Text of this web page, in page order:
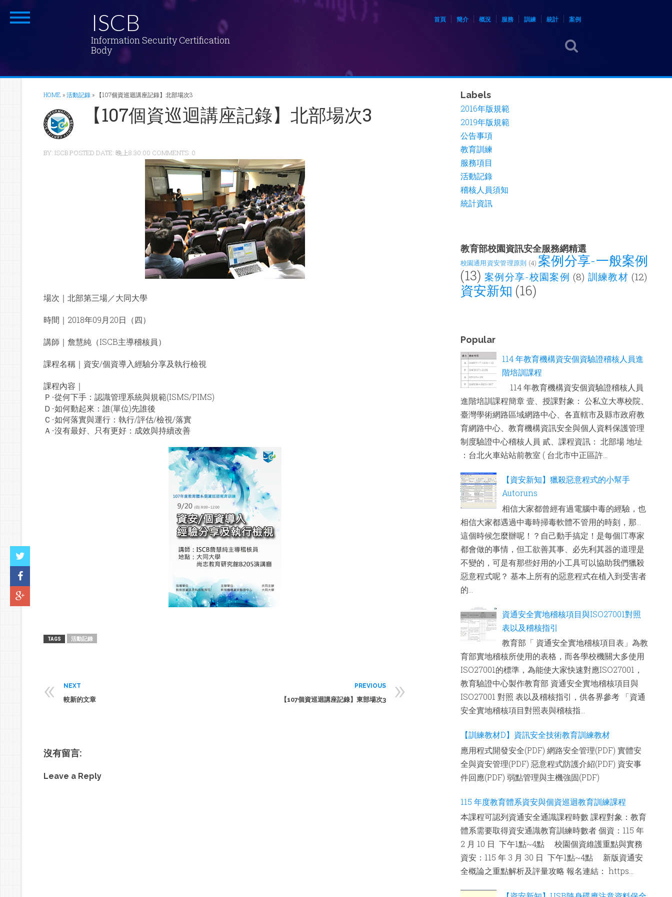
ISCB
Information Security Certification
Body
首頁 簡介 概況 服務 訓練 統計 案例
HOME »活動記錄 » 【107個資巡迴講座記錄】北部場次3
【107個資巡迴講座記錄】北部場次3
BY: ISCB POSTED DATE: 晚上8:30:00 COMMENTS: 0
場次｜北部第三場／大同大學
時間｜2018年09月20日（四）
講師｜詹慧純 （ISCB主導稽核員）
課程名稱｜ 資安/個資導入經驗分享及執行檢視
課程內容｜
Ｐ-從何下手：認識管理系統與規範(ISMS/PIMS)
Ｄ-如何動起來：誰(單位)先誰後
Ｃ-如何落實與運行：執行/評估/檢視/落實
Ａ-沒有最好、只有更好：成效與持續改善
TAGS 活動記錄
« NEXT
較新的文章 »
PREVIOUS
【107個資巡迴講座記錄】東部場次3
沒有留言:
Leave a Reply
Labels
2016年版規範
2019年版規範
公告事項
教育訓練
服務項目
活動記錄
稽核人員須知
統計資訊
教育部校園資訊安全服務網精選
校園通用資安管理原則 (4) 案例分享-一般案例
(13) 案例分享-校園案例 (8) 訓練教材 (12)
資安新知 (16)
Popular
114 年教育機構資安個資驗證稽核人員進
階培訓課程
114 年教育機構資安個資驗證稽核人員
進階培訓課程簡章 壹、授課對象： 公私立大專校院、
臺灣學術網路區域網路中心、各直轄市及縣市政府教
育網路中心、教育機構資訊安全與個人資料保護管理
制度驗證中心稽核人員 貳、課程資訊： 北部場 地址
：台北火車站站前教室 ( 台北市中正區許...
【資安新知】獵殺惡意程式的小幫手
Autoruns
相信大家都曾經有過電腦中毒的經驗，也
相信大家都遇過中毒時掃毒軟體不管用的時刻，那...
這個時候怎麼辦呢！？自己動手搞定！是每個IT專家
都會做的事情，但工欲善其事、必先利其器的道理是
不變的，可是有那些好用的小工具可以協助我們獵殺
惡意程式呢？ 基本上所有的惡意程式在植入到受害者
的...
資通安全實地稽核項目與ISO27001對照
表以及稽核指引
教育部「 資通安全實地稽核項目表」為教
育部實地稽核所使用的表格，而各學校機關大多使用
ISO27001的標準，為能使大家快速對應ISO27001，
教育驗證中心製作教育部 資通安全實地稽核項目與
ISO27001 對照 表以及稽核指引，供各界參考 「資通
安全實地稽核項目對照表與稽核指...
【訓練教材D】資訊安全技術教育訓練教材
應用程式開發安全(PDF) 網路安全管理(PDF) 實體安
全與資安管理(PDF) 惡意程式防護介紹(PDF) 資安事
件回應(PDF) 弱點管理與主機強固(PDF)
115 年度教育體系資安與個資巡迴教育訓練課程
本課程可認列資通安全通識課程時數 課程對象：教育
體系需要取得資安通識教育訓練時數者 個資：115 年
2 月 10 日 下午1點~4點 校園個資維護重點與實務
資安：115 年 3 月 30 日 下午1點~4點 新版資通安
全概論之重點解析及評量攻略 報名連結： https...